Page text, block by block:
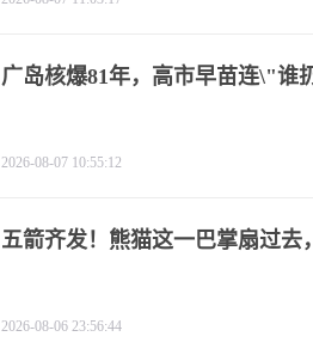
广岛核爆81年，高市早苗连\"谁
2026-08-07 10:55:12
五箭齐发！熊猫这一巴掌扇过去
2026-08-06 23:56:44